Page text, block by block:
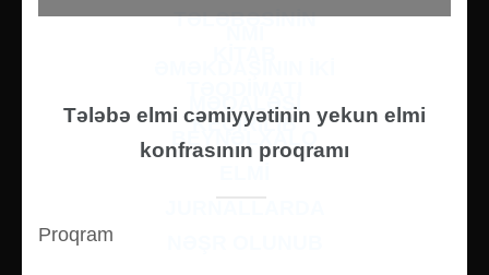
TƏLƏBƏSININ
KEÇIRILIB
MƏQALƏSI
BEYNƏLXALQ
Tələbə elmi cəmiyyətinin yekun elmi
konfrasının proqramı
Proqram